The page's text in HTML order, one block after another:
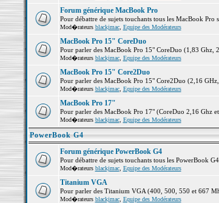
Forum générique MacBook Pro
Pour débattre de sujets touchants tous les MacBook Pro
Mod�rateurs blackjmac, Equipe des Modérateurs
MacBook Pro 15" CoreDuo
Pour parler des MacBook Pro 15" CoreDuo (1,83 Ghz,
Mod�rateurs blackjmac, Equipe des Modérateurs
MacBook Pro 15" Core2Duo
Pour parler des MacBook Pro 15" Core2Duo (2,16
Mod�rateurs blackjmac, Equipe des Modérateurs
MacBook Pro 17"
Pour parler des MacBook Pro 17" (CoreDuo 2,16 Ghz
Mod�rateurs blackjmac, Equipe des Modérateurs
PowerBook G4
Forum générique PowerBook G4
Pour débattre de sujets touchants tous les PowerBook
Mod�rateurs blackjmac, Equipe des Modérateurs
Titanium VGA
Pour parler des Titanium VGA (400, 500, 550 et 667
Mod�rateurs blackjmac, Equipe des Modérateurs